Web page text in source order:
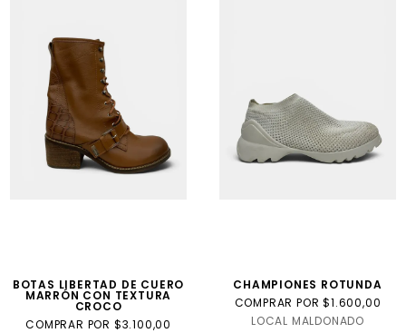
BOTAS LIBERTAD DE CUERO
MARRÓN CON TEXTURA
CROCO
COMPRAR POR $3.100,00
CHAMPIONES ROTUNDA
COMPRAR POR $1.600,00
LOCAL MALDONADO